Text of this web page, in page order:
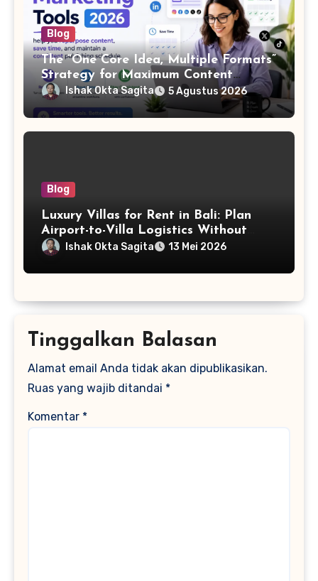
Blog
The “One Core Idea, Multiple Formats”
Strategy for Maximum Content
OutputIshak Okta Sagita 5 Agustus 2026
Blog
Luxury Villas for Rent in Bali: Plan
Airport-to-Villa Logistics Without
DelaysIshak Okta Sagita 13 Mei 2026
Tinggalkan Balasan
Alamat email Anda tidak akan dipublikasikan.
Ruas yang wajib ditandai *
Komentar *